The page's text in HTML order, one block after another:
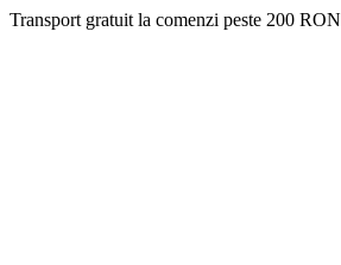
Transport gratuit la comenzi peste 200 RON